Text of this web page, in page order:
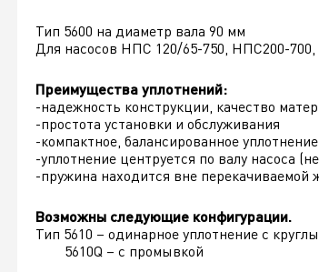
Тип 5600 на диаметр вала 90 мм
Для насосов НПС 120/65-750, НПС200-
Преимущества уплотнений:
-надежность конструкции, качество
-простота установки и обслуживания
-компактное, балансированное уплотнение
-уплотнение центруется по валу насоса
-пружина находится вне перекачиваемой
Возможны следующие конфигурации.
Тип 5610 – одинарное уплотнение с
5610Q – с промывкой